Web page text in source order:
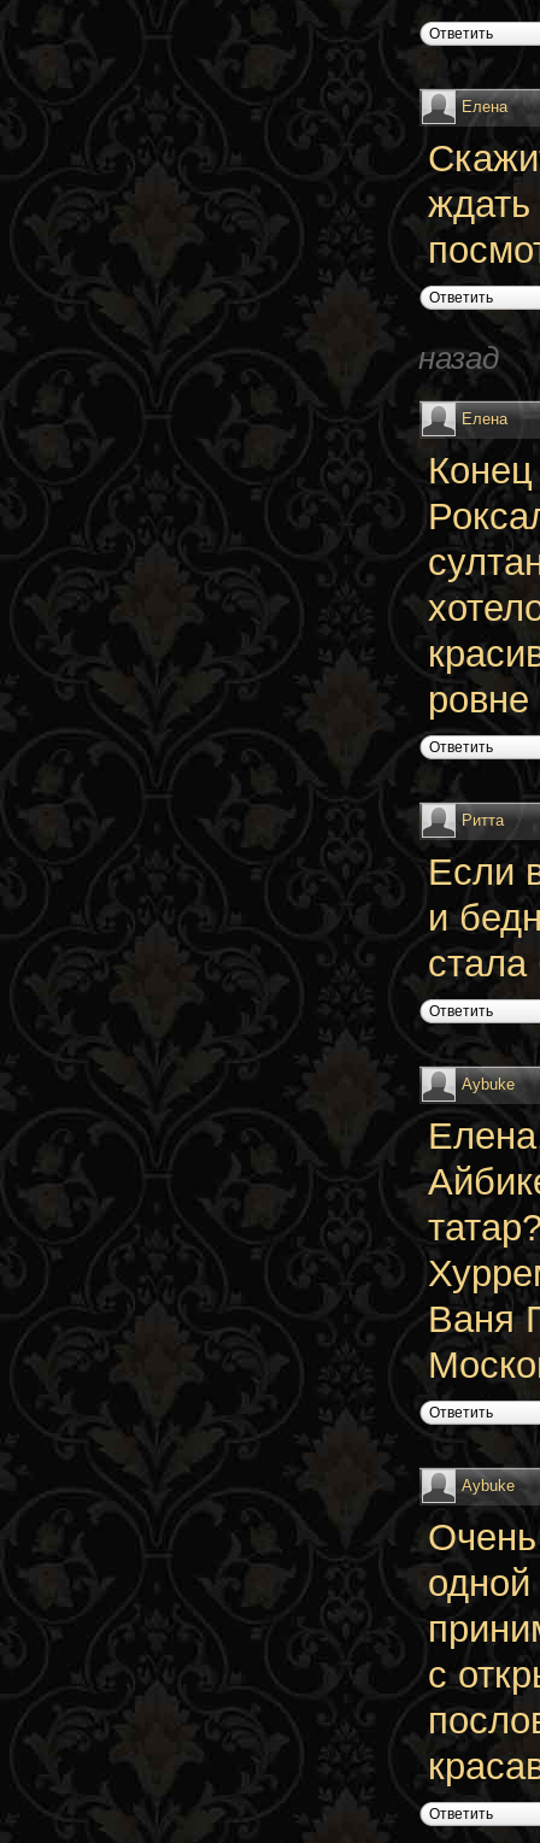
Ответить
Елена
ждать
Ответить
назад
Елена
Ответить
Ритта
Если
и
стала
Ответить
Aybuke
Ваня
Ответить
Aybuke
с
Ответить